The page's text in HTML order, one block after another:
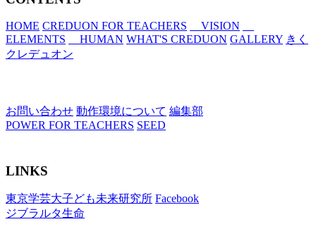
HOME CREDUON FOR TEACHERS
VISION
ELEMENTS
HUMAN WHAT'S CREDUON GALLERY きく
クレデュオン
お問い合わせ 動作環境について 編集部
POWER FOR TEACHERS SEED
LINKS
東京学芸大子ども未来研究所 Facebook
ジブラルタ生命